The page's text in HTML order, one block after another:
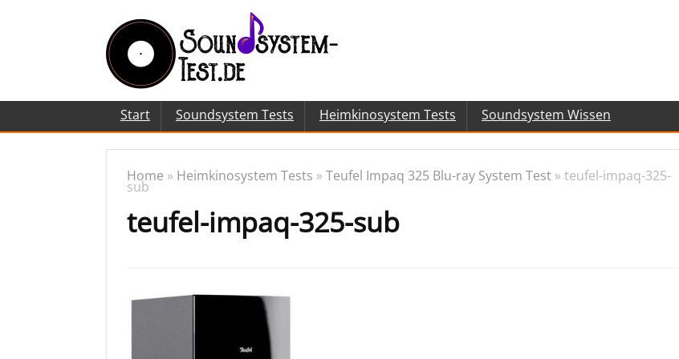
Start Soundsystem Tests Heimkinosystem Tests Soundsystem Wissen
Home » Heimkinosystem Tests » Teufel Impaq 325 Blu-ray System Test » teufel-impaq-325-
sub
teufel-impaq-325-sub